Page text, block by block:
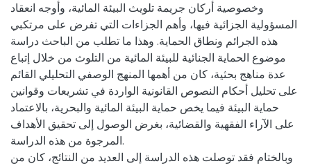
وخصوصية أركان جريمة تلويث البيئة المائية، وأوجه انعقاد
المسؤولية الجزائية فيها، وأهم الجزاءات التي تفرض على مرتكبي
هذه الجرائم ونطاق الحماية. وهذا ما تطلب من الباحث دراسة
موضوع الحماية الجنائية للبيئة المائية من التلوث من خلال إتباع
عدة مناهج بحثية، كان من أهمها المنهج الوصفي التحليلي القائم
على تحليل أحكام النصوص القانونية الواردة في تشريعات وقوانين
حماية البيئة فيما يخص حماية البيئة المائية والبحرية، بالاعتماد
على الآراء الفقهية والقضائية، بغرض الوصول إلى تحقيق الأهداف
المرجوة من هذه الدراسة.
وبالختام فقد توصلت هذه الدراسة إلى العديد من النتائج، كان من